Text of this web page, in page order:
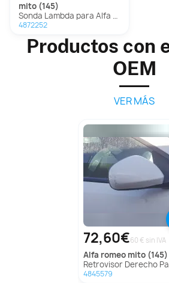
mito (145)
Sonda Lambda para Alfa Romeo Mito
4872252
Productos con
OEM
VER MÁS
72,60€60 € sin IVA
alfa romeo mito (145)
Retrovisor Derecho Para Alfa Romeo
4845579